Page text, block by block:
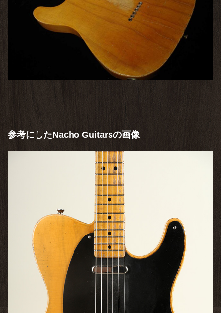
参考にしたNacho Guitarsの画像